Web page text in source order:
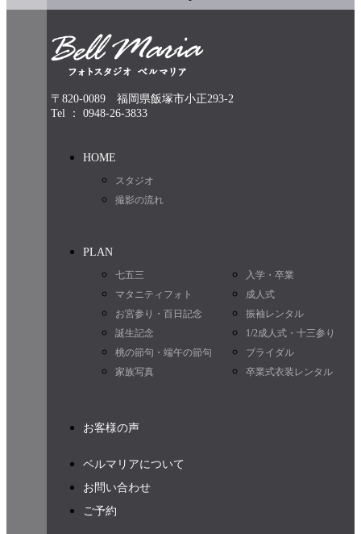
〒820-0089 福岡県飯塚市小正293-2
Tel ： 0948-26-3833
HOME
スタジオ
撮影の流れ
PLAN
七五三
入学・卒業
マタニティフォト
成人式
お宮参り・百日記念
振袖レンタル
誕生記念
1/2成人式・十三参り
桃の節句・端午の節句
ブライダル
家族写真
卒業式衣装レンタル
お客様の声
ベルマリアについて
お問い合わせ
ご予約